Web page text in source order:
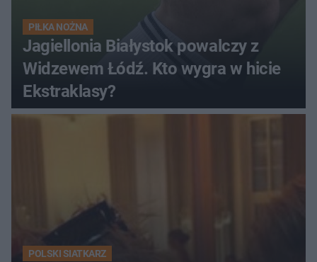
PIŁKA NOŻNA
Jagiellonia Białystok powalczy z
Widzewem Łódź. Kto wygra w hicie
Ekstraklasy?
POLSKI SIATKARZ